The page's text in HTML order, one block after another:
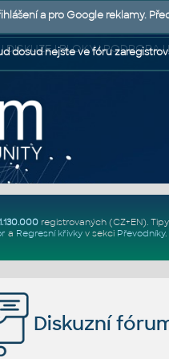
DISKUZE | BLOKY | PODPORA
registrovaných (CZ+EN).
a Regresní křivkyv sekci Převodníky.
Diskuzní
a pro Google reklamy.
dosud nejste ve fóru